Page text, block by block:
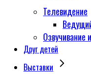
Телевидение
Озвучивание
Друг детей
Выставки